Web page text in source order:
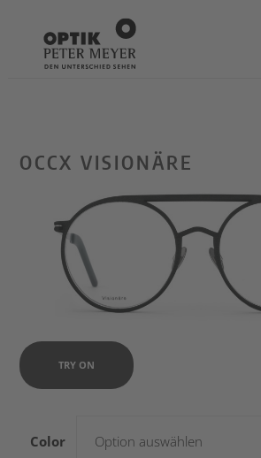
OCCX VISIONÄRE
TRY ON
Color Option auswählen